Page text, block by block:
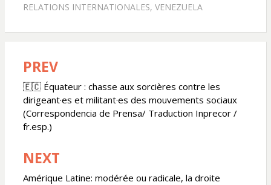
RELATIONS INTERNATIONALES, VENEZUELA
Navigation
de
l’article
PREV
🇪🇨 Équateur : chasse aux sorcières contre les
dirigeant·es et militant·es des mouvements sociaux
(Correspondencia de Prensa/ Traduction Inprecor /
fr.esp.)
NEXT
Amérique Latine: modérée ou radicale, la droite